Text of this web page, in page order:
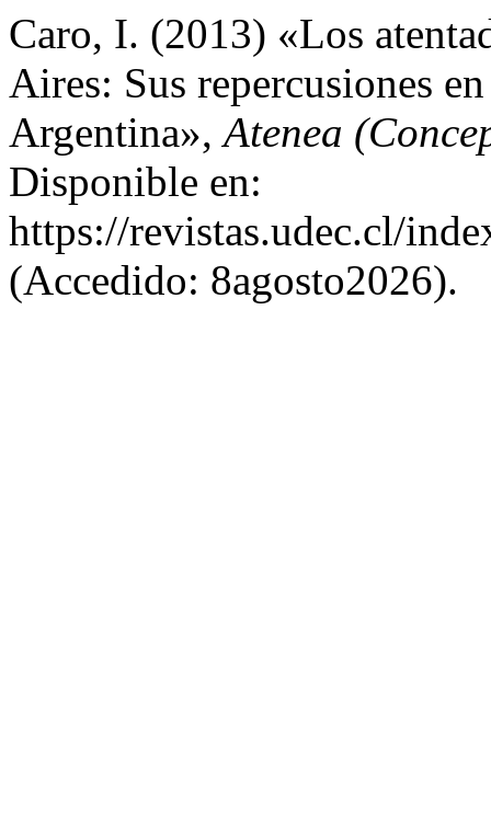
Caro, I. (2013) «Los
Aires: Sus repercusiones
Argentina»,Atenea
Disponible en:
https://revistas.udec.cl/
(Accedido: 8agosto2026).